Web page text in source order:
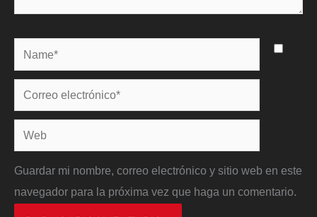
Name*
Correo
electrónico*
Web
Guardar mi nombre, correo electrónico y sitio web en este
navegador para la próxima vez que haga un comentario.